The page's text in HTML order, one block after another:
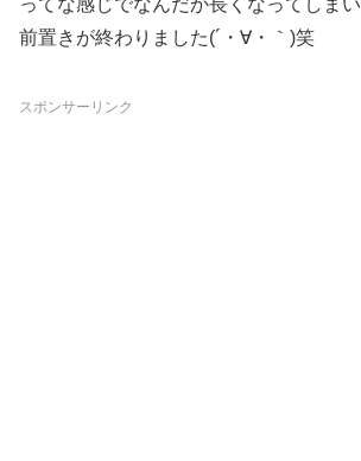
前置きが終わりました(´・∀・｀)笑
スポンサーリンク